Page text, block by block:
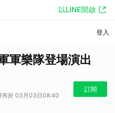
以LINE開啟
登入
軍樂隊登場演出
布於 03月03日08:40
訂閱